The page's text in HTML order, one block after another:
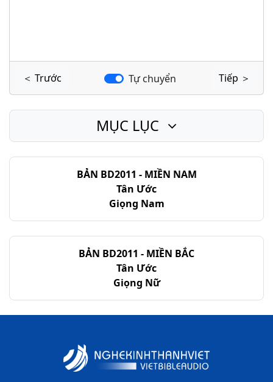
＜ Trước Tự chuyển Tiếp ＞
BẢN BD2011 - MIỀN NAM
Tân Ước
Giọng Nam
BẢN BD2011 - MIỀN BẮC
Tân Ước
Giọng Nữ
MỤC LỤC